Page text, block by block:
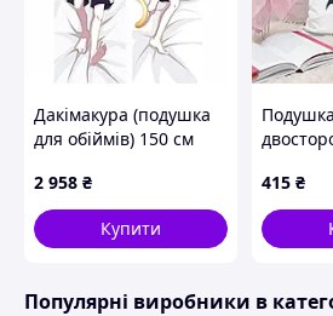
Дакімакура (подушка
для обіймів) 150 см
tape 1
2 958 ₴
Купити
рівень /
415 ₴
Популярні виробники в